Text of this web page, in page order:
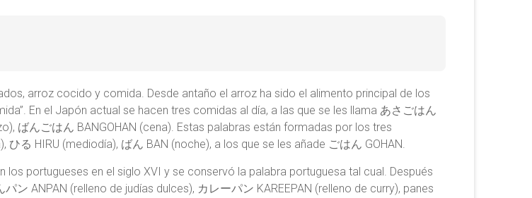
arroz cocido y comida. Desde antaño el arroz ha sido el alimento principal de los
En el Japón actual se hacen tres comidas al día, a las que se les llama あさごはん
ばんごはん BANGOHAN (cena). Estas palabras están formadas por los tres
る HIRU (mediodía), ばん BAN (noche), a los que se les añade ごはん GOHAN.
los portugueses en el siglo XVI y se conservó la palabra portuguesa tal cual. Después
ANPAN (relleno de judías dulces), カレーパン KAREEPAN (relleno de curry), panes